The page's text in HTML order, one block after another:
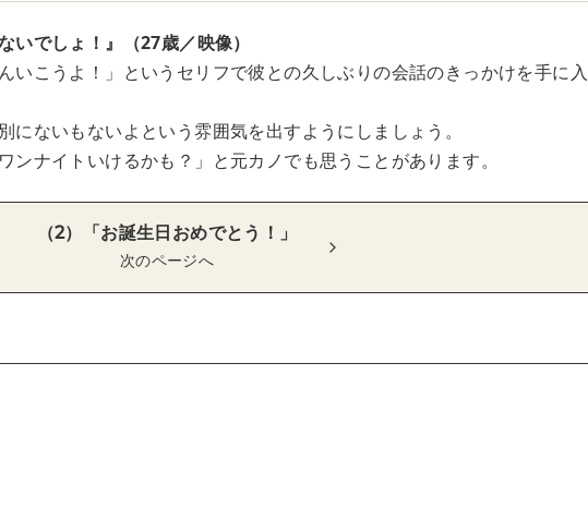
いでしょ！』（27歳／映像）
いこうよ！」というセリフで彼との久しぶりの会話のきっかけを手に入
にないもないよという雰囲気を出すようにしましょう。
ンナイトいけるかも？」と元カノでも思うことがあります。
（2）「お誕生日おめでとう！」
次のページへ